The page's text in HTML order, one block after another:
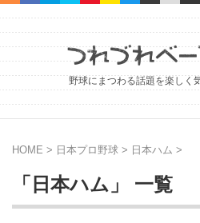
野球にまつわる話題を楽しく
HOME > 日本プロ野球 > 日本ハム >
「日本ハム」 一覧